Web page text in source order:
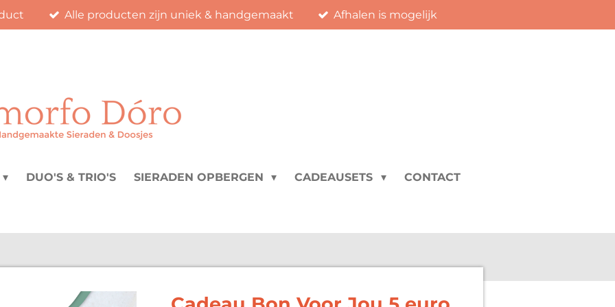
Alle producten zijn uniek & handgemaakt Afhalen is mogelijk
DUO'S & TRIO'S SIERADEN OPBERGEN CADEAUSETS CONTACT